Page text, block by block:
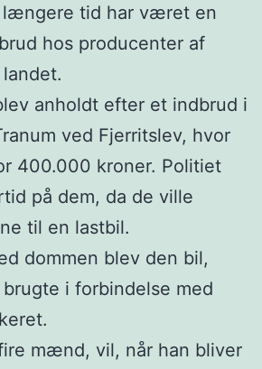
længere tid har været en
hos producenter af
anholdt efter et indbrud i
ved Fjerritslev, hvor
400.000 kroner. Politiet
på dem, da de ville
til en lastbil.
dommen blev den bil,
i forbindelse med
mænd, vil, når han bliver